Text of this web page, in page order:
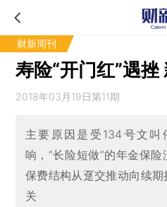
财新周刊
寿险“开门红”遇
2018年03月19日第11期
主要原因是受134号文
响，“长险短做”的年金保
保费结构从趸交推动向续
关